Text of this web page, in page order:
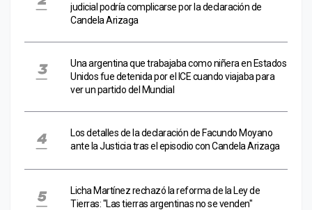
judicial podría complicarse por la declaración de
Candela Arizaga
Una argentina que trabajaba como niñera en Estados
Unidos fue detenida por el ICE cuando viajaba para
ver un partido del Mundial
Los detalles de la declaración de Facundo Moyano
ante la Justicia tras el episodio con Candela Arizaga
Licha Martínez rechazó la reforma de la Ley de
Tierras: "Las tierras argentinas no se venden"